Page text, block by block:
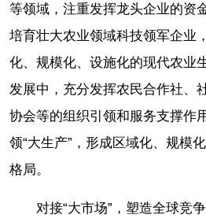
等领域，注重发挥龙头企业的资
培育壮大农业领域科技领军企业
化、规模化、设施化的现代农业
发展中，充分发挥农民合作社、
协会等的组织引领和服务支撑作
领“大生产”，形成区域化、规模
格局。
对接“大市场”，塑造全球竞